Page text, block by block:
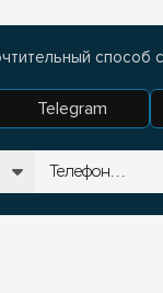
способ
Telegram